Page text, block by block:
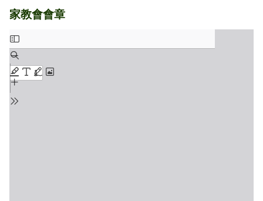
家教會會章